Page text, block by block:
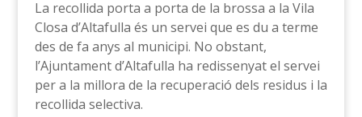
La recollida porta a porta de la brossa a la Vila
Closa d’Altafulla és un servei que es du a terme
des de fa anys al municipi. No obstant,
l’Ajuntament d’Altafulla ha redissenyat el servei
per a la millora de la recuperació dels residus i la
recollida selectiva.